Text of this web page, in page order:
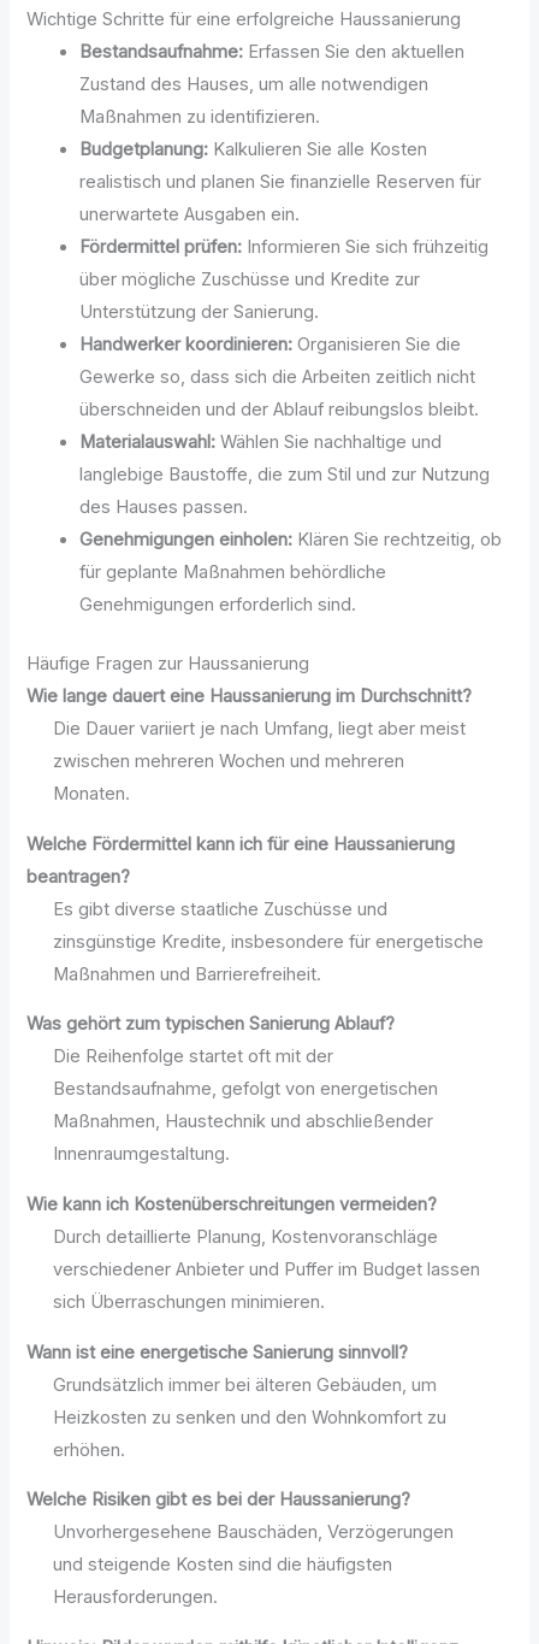
Wichtige Schritte für eine erfolgreiche Haussanierung
Bestandsaufnahme: Erfassen Sie den aktuellen
Zustand des Hauses, um alle notwendigen
Maßnahmen zu identifizieren.
Budgetplanung: Kalkulieren Sie alle Kosten
realistisch und planen Sie finanzielle Reserven für
unerwartete Ausgaben ein.
Fördermittel prüfen: Informieren Sie sich frühzeitig
über mögliche Zuschüsse und Kredite zur
Unterstützung der Sanierung.
Handwerker koordinieren: Organisieren Sie die
Gewerke so, dass sich die Arbeiten zeitlich nicht
überschneiden und der Ablauf reibungslos bleibt.
Materialauswahl: Wählen Sie nachhaltige und
langlebige Baustoffe, die zum Stil und zur Nutzung
des Hauses passen.
Genehmigungen einholen: Klären Sie rechtzeitig, ob
für geplante Maßnahmen behördliche
Genehmigungen erforderlich sind.
Häufige Fragen zur Haussanierung
Wie lange dauert eine Haussanierung im Durchschnitt?
Die Dauer variiert je nach Umfang, liegt aber meist
zwischen mehreren Wochen und mehreren
Monaten.
Welche Fördermittel kann ich für eine Haussanierung
beantragen?
Es gibt diverse staatliche Zuschüsse und
zinsgünstige Kredite, insbesondere für energetische
Maßnahmen und Barrierefreiheit.
Was gehört zum typischen Sanierung Ablauf?
Die Reihenfolge startet oft mit der
Bestandsaufnahme, gefolgt von energetischen
Maßnahmen, Haustechnik und abschließender
Innenraumgestaltung.
Wie kann ich Kostenüberschreitungen vermeiden?
Durch detaillierte Planung, Kostenvoranschläge
verschiedener Anbieter und Puffer im Budget lassen
sich Überraschungen minimieren.
Wann ist eine energetische Sanierung sinnvoll?
Grundsätzlich immer bei älteren Gebäuden, um
Heizkosten zu senken und den Wohnkomfort zu
erhöhen.
Welche Risiken gibt es bei der Haussanierung?
Unvorhergesehene Bauschäden, Verzögerungen
und steigende Kosten sind die häufigsten
Herausforderungen.